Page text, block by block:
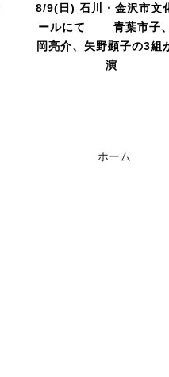
8/9(日) 石川・金沢市文
ールにて 青葉市子
岡亮介、矢野顕子の3組
演
ホーム